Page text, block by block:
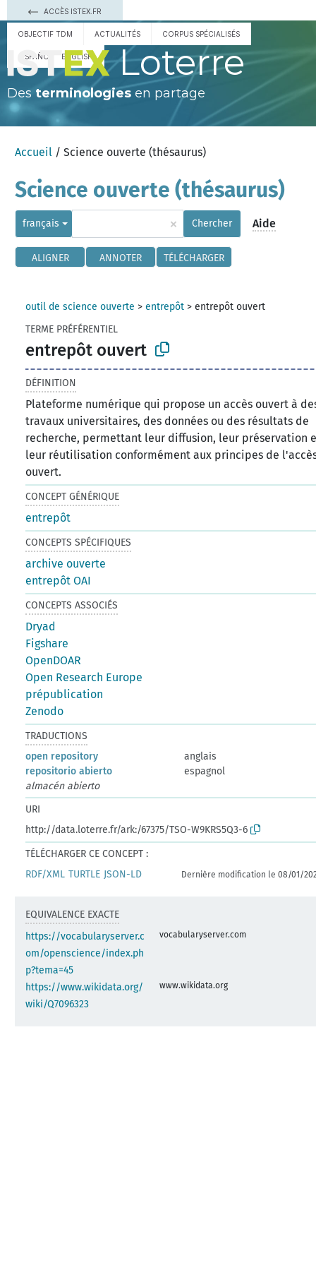
ACCÈS ISTEX.FR
OBJECTIF TDM ACTUALITÉS CORPUS SPÉCIALISÉS
ESPAÑOL ENGLISH Loterre
Des terminologies en partage
Accueil / Science ouverte (thésaurus)
Science ouverte (thésaurus)
français × Chercher Aide
ALIGNER ANNOTER TÉLÉCHARGER
outil de science ouverte >entrepôt >entrepôt ouvert
TERME PRÉFÉRENTIEL
entrepôt ouvert
DÉFINITION
Plateforme numérique qui propose un accès ouvert à
travaux universitaires, des données ou des résultats de
recherche, permettant leur diffusion, leur préservation
leur réutilisation conformément aux principes de
ouvert.
CONCEPT GÉNÉRIQUE
entrepôt
CONCEPTS SPÉCIFIQUES
archive ouverte
entrepôt OAI
CONCEPTS ASSOCIÉS
Dryad
Figshare
OpenDOAR
Open Research Europe
prépublication
Zenodo
TRADUCTIONS
open repository
anglais
repositorio abierto
espagnol
almacén abierto
URI
http://data.loterre.fr/ark:/67375/TSO-W9KRS5Q3-6
TÉLÉCHARGER CE CONCEPT :
RDF/XML TURTLE JSON-LD Dernière modification le 08/01/
EQUIVALENCE EXACTE
https://vocabularyserver.c
om/openscience/index.ph
p?tema=45
vocabularyserver.com
https://www.wikidata.org/
wiki/Q7096323
www.wikidata.org